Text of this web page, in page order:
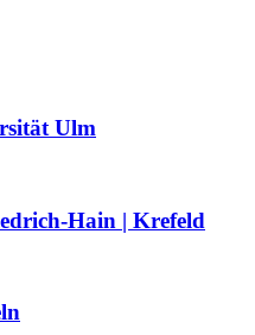
Ulm
Hain | Krefeld